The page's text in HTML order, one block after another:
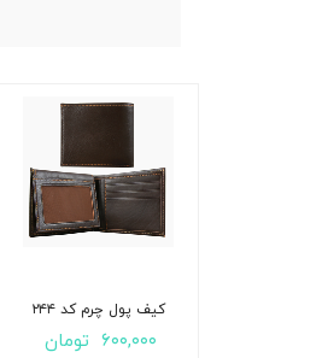
کیف پول چرم کد ۲۴۴
۶۰۰,۰۰۰ تومان